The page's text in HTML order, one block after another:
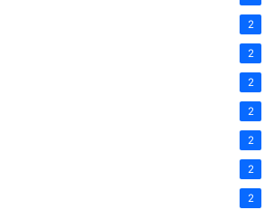
2
2
2
2
2
2
2